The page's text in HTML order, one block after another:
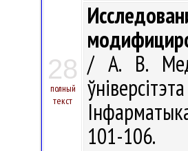
28
полный
текст
/ А. В.
101-106.